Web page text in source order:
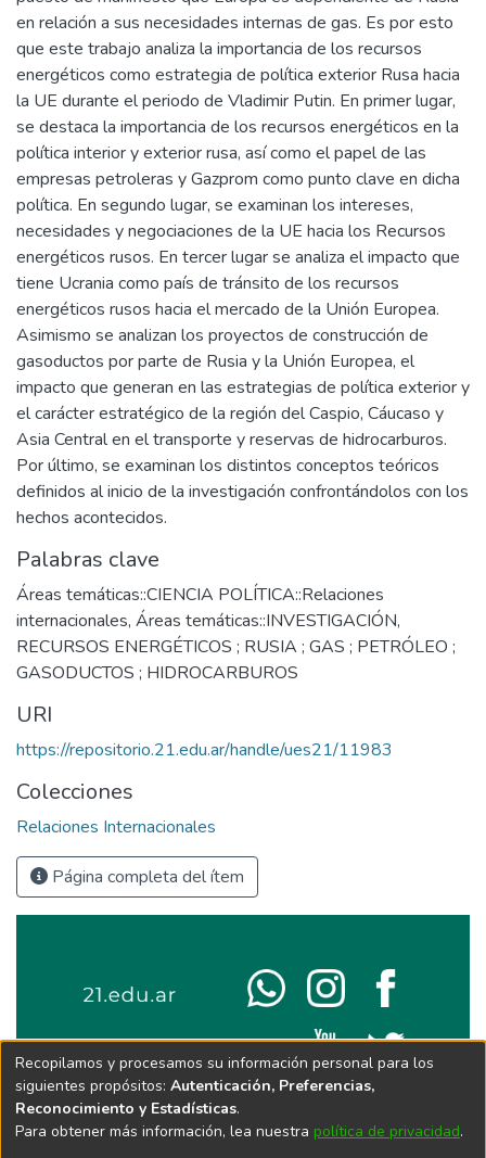
en relación a sus necesidades internas de gas. Es por esto
que este trabajo analiza la importancia de los recursos
energéticos como estrategia de política exterior Rusa hacia
la UE durante el periodo de Vladimir Putin. En primer lugar,
se destaca la importancia de los recursos energéticos en la
política interior y exterior rusa, así como el papel de las
empresas petroleras y Gazprom como punto clave en dicha
política. En segundo lugar, se examinan los intereses,
necesidades y negociaciones de la UE hacia los Recursos
energéticos rusos. En tercer lugar se analiza el impacto que
tiene Ucrania como país de tránsito de los recursos
energéticos rusos hacia el mercado de la Unión Europea.
Asimismo se analizan los proyectos de construcción de
gasoductos por parte de Rusia y la Unión Europea, el
impacto que generan en las estrategias de política exterior y
el carácter estratégico de la región del Caspio, Cáucaso y
Asia Central en el transporte y reservas de hidrocarburos.
Por último, se examinan los distintos conceptos teóricos
definidos al inicio de la investigación confrontándolos con los
hechos acontecidos.
Palabras clave
Áreas temáticas::CIENCIA POLÍTICA::Relaciones
internacionales, Áreas temáticas::INVESTIGACIÓN,
RECURSOS ENERGÉTICOS ; RUSIA ; GAS ; PETRÓLEO ;
GASODUCTOS ; HIDROCARBUROS
URI
https://repositorio.21.edu.ar/handle/ues21/11983
Colecciones
Relaciones Internacionales
Página completa del ítem
Recopilamos y procesamos su información personal para los
siguientes propósitos: Autenticación, Preferencias,
Reconocimiento y Estadísticas.
Para obtener más información, lea nuestra política de privacidad.